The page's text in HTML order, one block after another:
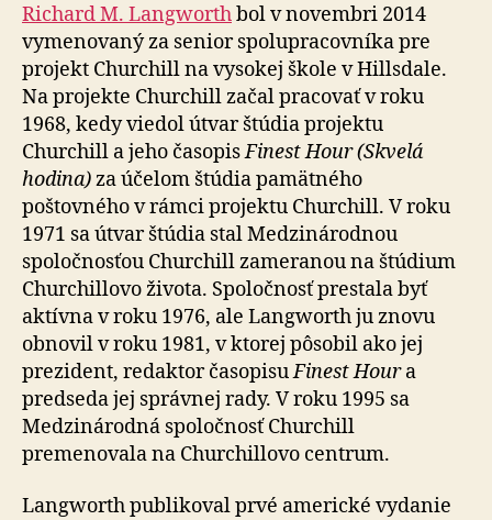
Richard M. Langworthbol v novembri 2014
vymenovaný za senior spolupracovníka pre
projekt Churchill na vysokej škole v Hillsdale.
Na projekte Churchill začal pracovať v roku
1968, kedy viedol útvar štúdia projektu
Churchill a jeho časopisFinest Hour (Skvelá
hodina)za účelom štúdia pamätného
poštovného v rámci projektu Churchill. V roku
1971 sa útvar štúdia stal Medzinárodnou
spoločnosťou Churchill zameranou na štúdium
Churchillovo života. Spoločnosť prestala byť
aktívna v roku 1976, ale Langworth ju znovu
obnovil v roku 1981, v ktorej pôsobil ako jej
prezident, redaktor časopisuFinest Houra
predseda jej správnej rady. V roku 1995 sa
Medzinárodná spoločnosť Churchill
premenovala na Churchillovo centrum.
Langworth publikoval prvé americké vydanie